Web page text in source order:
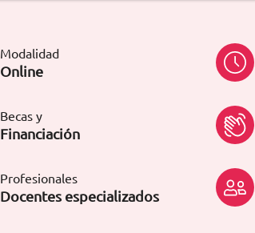
Modalidad
Online
Becas y
Financiación
Profesionales
Docentes especializados